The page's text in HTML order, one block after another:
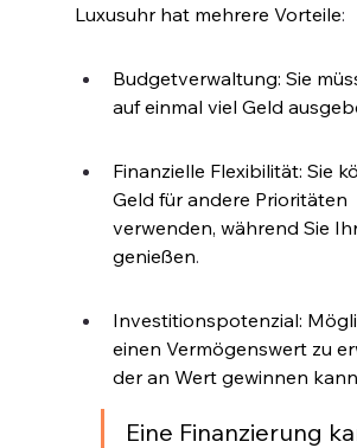
Luxusuhr hat mehrere Vorteile:
Budgetverwaltung: Sie
auf einmal viel Geld
Finanzielle Flexibilität: Sie
Geld für andere Prioritäten
verwenden, während Sie
genießen.
Investitionspotenzial:
einen Vermögenswert zu
der an Wert gewinnen kann
Eine Finanzierung